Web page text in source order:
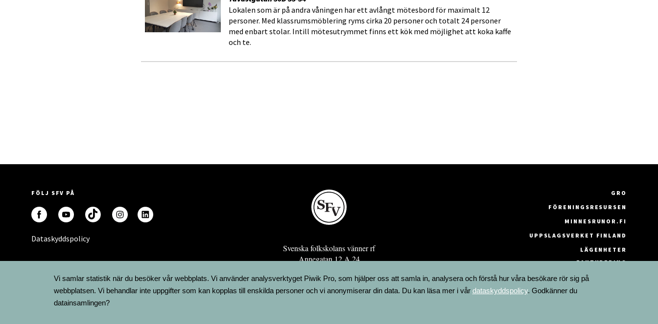
Lokalen som är på andra våningen har ett avlångt mötesbord för maximalt 12
personer. Med klassrumsmöblering ryms cirka 20 personer och totalt 24 personer
med enbart stolar. Intill mötesutrymmet finns ett kök med möjlighet att koka kaffe
och te.
FÖLJ SFV PÅ
Dataskyddspolicy
Svenska folkskolans vänner rf
Annegatan 12 A 24
sfv@sfv.fi
GRO
FÖRENINGSRESURSEN
MINNESRUNOR.FI
UPPSLAGSVERKET FINLAND
LÄGENHETER
FAKTURERING
Vi samlar statistik när du besöker vår webbplats. Vi använder analysverktyget Piwik Pro, som hjälper oss att samla in, analysera och förstå hur våra besökare rör sig på
webbplatsen. Vi behandlar inte uppgifter som kan kopplas till enskilda personer och vi anonymiserar din data. Du kan läsa mer i vår dataskyddspolicy. Godkänner du
datainsamlingen?